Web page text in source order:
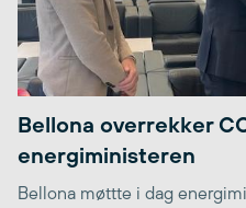
Bellona overrekker
energiministeren
Bellona møttte i dag